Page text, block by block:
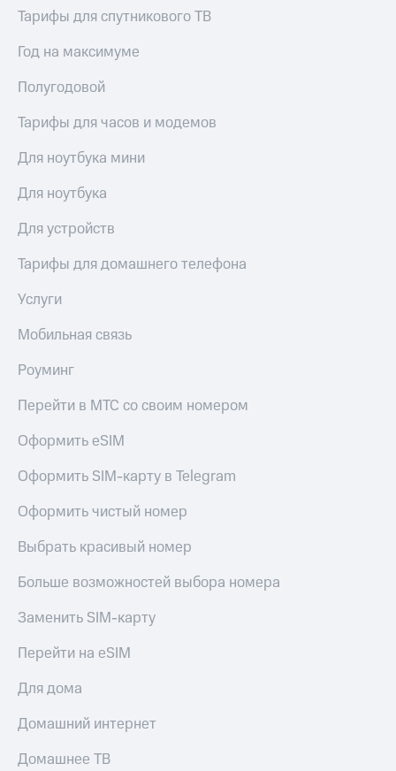
Контроль
аудит
акций
Описание
приобретения
выкупа
акций
Дивиденды
облигаций
о
Другое
Регистратор
Контакты
деловая этика
Тарифы для спутникового ТВ
Год на максимуме
Полугодовой
Тарифы для часов и модемов
Для ноутбука мини
Для ноутбука
Для устройств
Тарифы для домашнего телефона
Услуги
Мобильная связь
Роуминг
Перейти в МТС со своим номером
Оформить eSIM
Оформить SIM-карту в Telegram
Оформить чистый номер
Выбрать красивый номер
Больше возможностей выбора номера
Заменить SIM-карту
Перейти на eSIM
Для дома
Домашний интернет
Домашнее ТВ